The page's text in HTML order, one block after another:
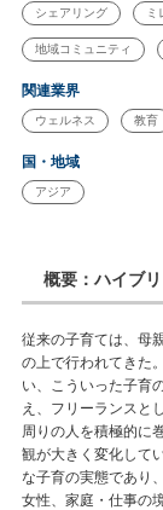
シェアリング ミ
地域コミュニティ
関連業界
ウェルネス 教育
国・地域
アジア
概要：ハイブ
従来の子育ては、母
の上で行われてきた
い、こういった子育
え、フリーランスと
周りの人を積極的に
観が大きく変化して
な子育の実態であり
女性、家庭・仕事の